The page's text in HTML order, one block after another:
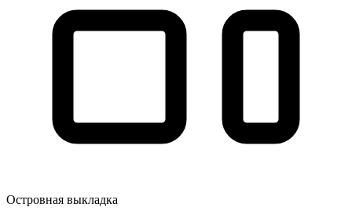
Островная выкладка